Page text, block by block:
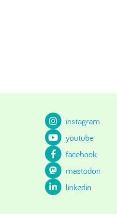
instagram
youtube
facebook
mastodon
linkedin